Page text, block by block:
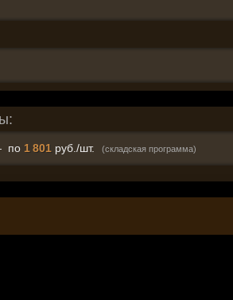
по 1 801 руб./шт. (складская программа)